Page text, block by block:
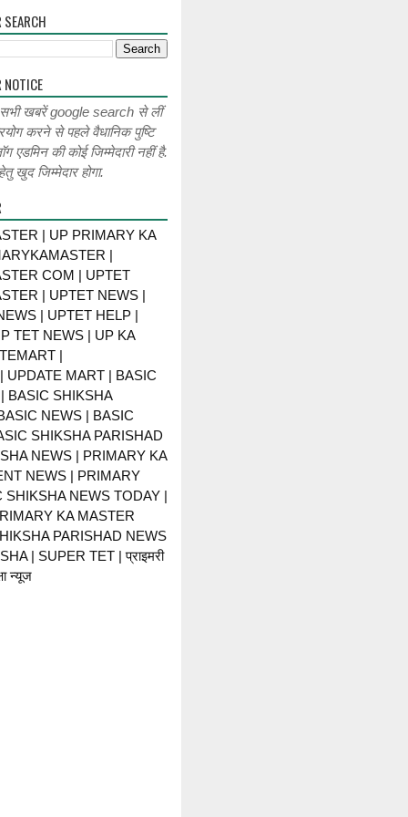
सभी खबरें google search से लीं
करने से पहले वैधानिक पुष्टि
की कोई जिम्मेदारी नहीं है.
खुद जिम्मेदार होगा.
| UP PRIMARY KA
|
COM | UPTET
| UPTET NEWS |
| UPTET HELP |
TET NEWS | UP KA
|
UPDATE MART | BASIC
BASIC SHIKSHA
NEWS | BASIC
SHIKSHA PARISHAD
NEWS | PRIMARY KA
NEWS | PRIMARY
NEWS TODAY |
KA MASTER
PARISHAD NEWS
| SUPER TET | प्राइमरी
न्यूज